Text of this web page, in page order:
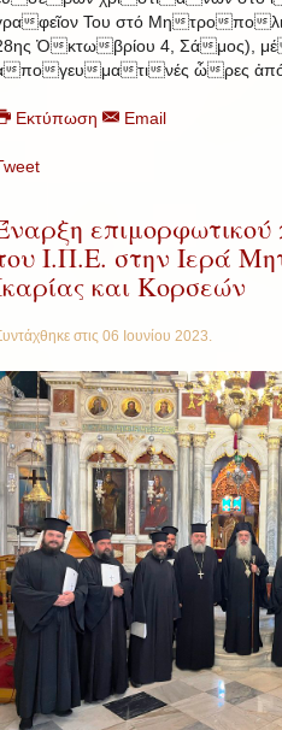
φεῖον Του στό Μητροπο
Ὀκτωβρίου 4, Σάμος), μέ
πογευματινές ὧρες ἀπό
Εκτύπωση Email
Ι.Π.Ε. στην Ιερά
και Κορσεών
στις 06 Ιουνίου 2023.